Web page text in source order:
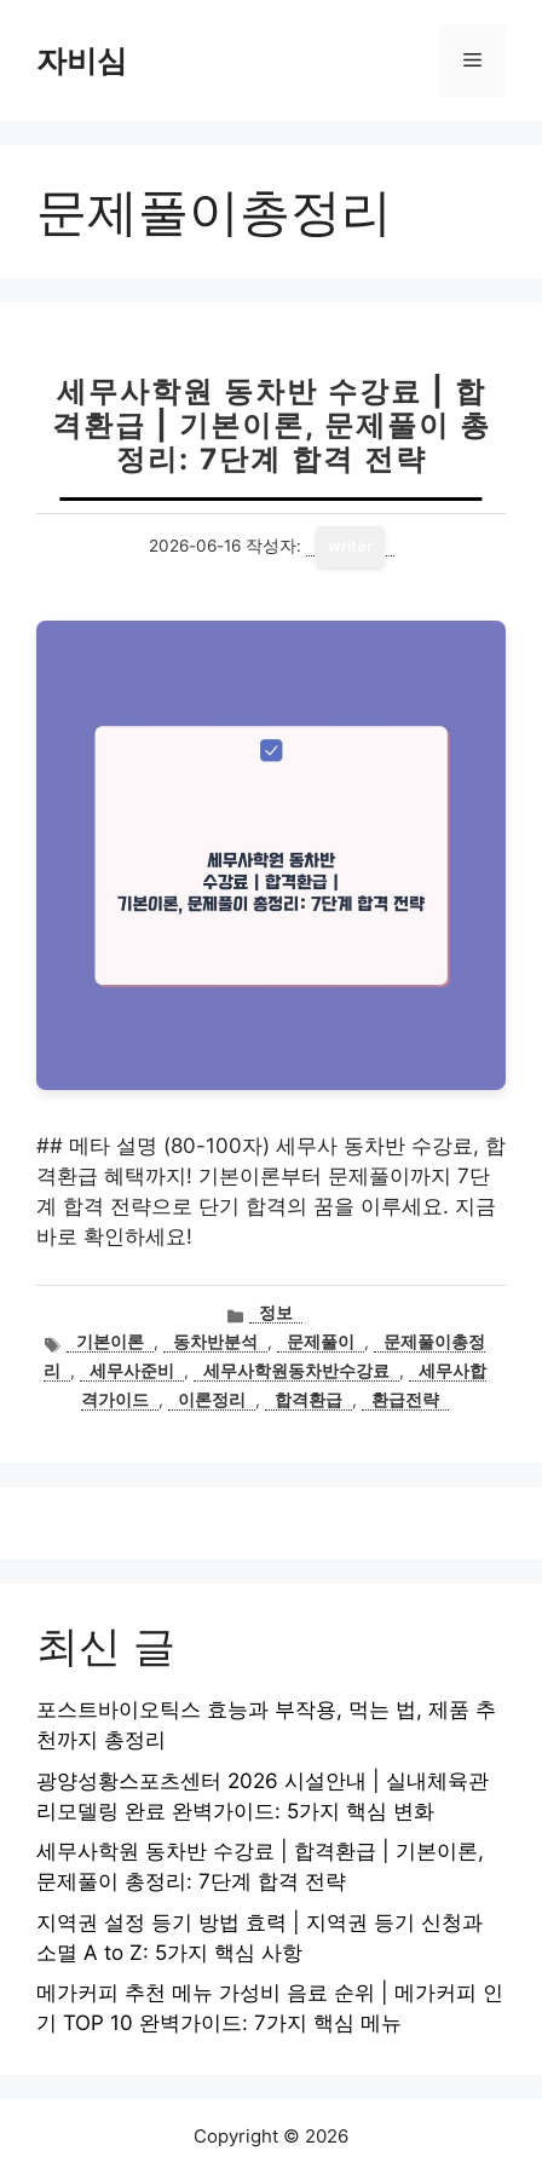
자비심 메
문제풀이총정리
세무사학원 동차반 수강료 | 합
격환급 | 기본이론, 문제풀이 총
정리: 7단계 합격 전략
2026-06-16 작성자:
## 메타 설명 (80-100자) 세무사 동차반 수강료, 합
격환급 혜택까지! 기본이론부터 문제풀이까지 7단
계 합격 전략으로 단기 합격의 꿈을 이루세요. 지금
바로 확인하세요!
카
테
고
리
정보
태기본이론 , 동차반분석 , 문제풀이 ,
문제풀이총정
리
, 세무사준비 , 세무사학원동차반수강료 ,
세무사합
격가이드 , 이론정리 , 합격환급 , 환급전략
최신 글
포스트바이오틱스 효능과 부작용, 먹는 법, 제품 추
천까지 총정리
광양성황스포츠센터 2026 시설안내 | 실내체육관
리모델링 완료 완벽가이드: 5가지 핵심 변화
세무사학원 동차반 수강료 | 합격환급 | 기본이론,
문제풀이 총정리: 7단계 합격 전략
지역권 설정 등기 방법 효력 | 지역권 등기 신청과
소멸 A to Z: 5가지 핵심 사항
메가커피 추천 메뉴 가성비 음료 순위 | 메가커피 인
기 TOP 10 완벽가이드: 7가지 핵심 메뉴
Copyright © 2026